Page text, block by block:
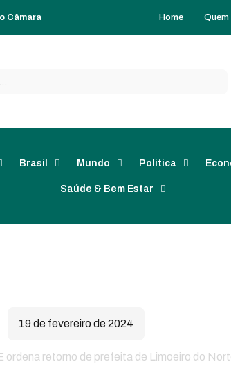
Câmara Home
Brasil Mundo Política
Saúde & Bem Estar
19 de fevereiro de 2024
ordena retorno de prefeita de Limoeiro do